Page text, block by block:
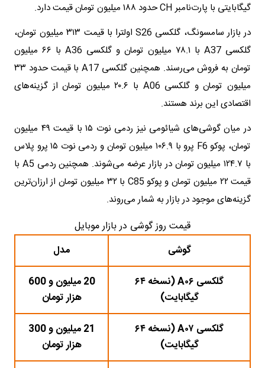
گیگابایتی با پارت‌نامبر CH حدود ۱۸۸ میلیون تومان قیمت دارد.
در بازار سامسونگ، گلکسی S26 اولترا با قیمت ۳۱۳ میلیون تومان،
گلکسی A37 با ۷۸.۱ میلیون تومان و گلکسی A36 با ۶۶ میلیون
تومان به فروش می‌رسند. همچنین گلکسی A17 با قیمت حدود ۳۳
میلیون تومان و گلکسی A06 با ۲۰.۶ میلیون تومان از گزینه‌های
اقتصادی این برند هستند.
در میان گوشی‌های شیائومی نیز ردمی نوت ۱۵ با قیمت ۴۹ میلیون
تومان، پوکو F6 پرو با ۱۰۶.۹ میلیون تومان و ردمی نوت ۱۵ پرو پلاس
با ۱۲۴.۷ میلیون تومان در بازار عرضه می‌شوند. همچنین ردمی A5 با
قیمت ۲۲ میلیون تومان و پوکو C85 با ۳۲ میلیون تومان از ارزان‌ترین
گزینه‌های موجود در بازار به شمار می‌روند.
قیمت روز گوشی در بازار موبایل
گوشی
مدل
گلکسی A۰۶ (نسخه ۶۴
گیگابایت)
20 میلیون و 600
هزار تومان
گلکسی A۰۷ (نسخه ۶۴
گیگابایت)
21 میلیون و 300
هزار تومان